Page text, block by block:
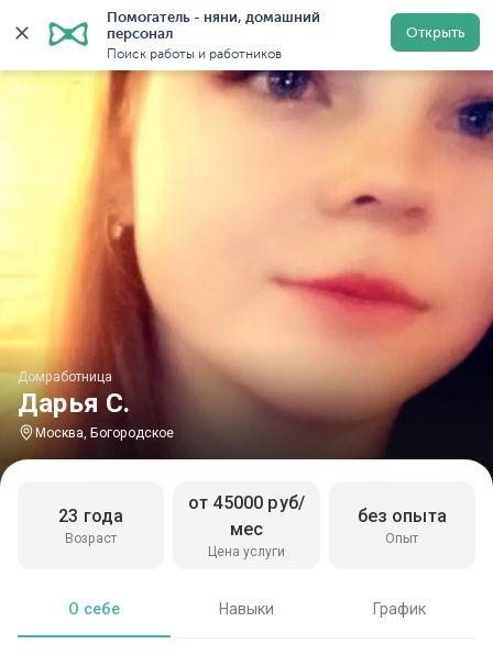
Помогатель - няни, домашний
персонал
Поиск работы и работников
Открыть
Главная Домработницы Домработницы в Москве
Дарья С.
Домработница
Москва, Богородское
Возраст
23 года
Цена услуги
от 45000 руб/
мес
Опыт
без опыта
О себе Навыки График